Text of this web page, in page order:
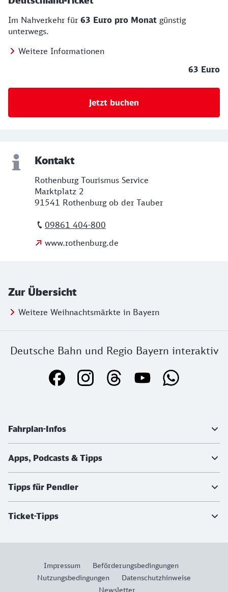
Im Nahverkehr für 63 Euro pro Monat günstig
unterwegs.
Weitere Informationen
63 Euro
Jetzt buchen
Kontakt
Rothenburg Tourismus Service
Marktplatz 2
91541 Rothenburg ob der Tauber
09861 404-800
www.rothenburg.de
Zur Übersicht
Weitere Weihnachtsmärkte in Bayern
Deutsche Bahn und Regio Bayern interaktiv
Fahrplan-Infos
Apps, Podcasts & Tipps
Tipps für Pendler
Ticket-Tipps
Impressum
Beförderungsbedingungen
Nutzungsbedingungen
Datenschutzhinweise
Newsletter